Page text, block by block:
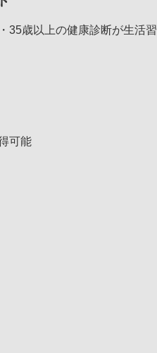
35歳以上の健康診断が生活
可能